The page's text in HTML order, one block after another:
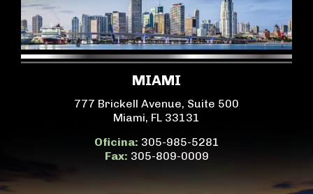
MIAMI
777 Brickell Avenue, Suite 500
Miami, FL 33131
Oficina: 305-985-5281
Fax: 305-809-0009